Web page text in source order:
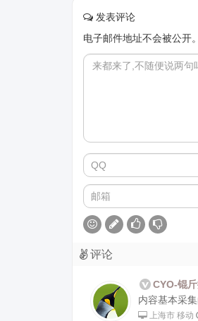
发表评论
电子邮件地址不会被公开。
评论
CYO-锟
内容基本采
上海市 移动